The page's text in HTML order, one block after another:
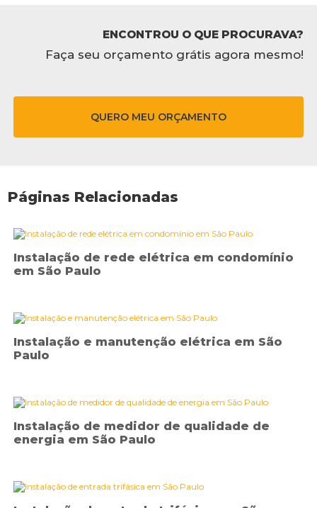
ENCONTROU O QUE PROCURAVA?
Faça seu orçamento grátis agora mesmo!
QUERO MEU ORÇAMENTO
Páginas Relacionadas
Instalação de rede elétrica em condomínio
em São Paulo
Instalação e manutenção elétrica em São
Paulo
Instalação de medidor de qualidade de
energia em São Paulo